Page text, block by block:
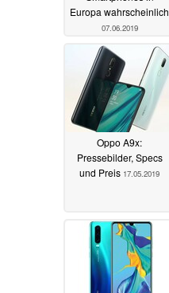
Europa wahrscheinlich
07.06.2019
Oppo A9x:
Pressebilder, Specs
und Preis 17.05.2019